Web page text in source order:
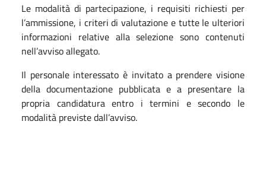
Le modalità di partecipazione, i requisiti richiesti per
l’ammissione, i criteri di valutazione e tutte le ulteriori
informazioni relative alla selezione sono contenuti
nell’avviso allegato.
Il personale interessato è invitato a prendere visione
della documentazione pubblicata e a presentare la
propria candidatura entro i termini e secondo le
modalità previste dall’avviso.